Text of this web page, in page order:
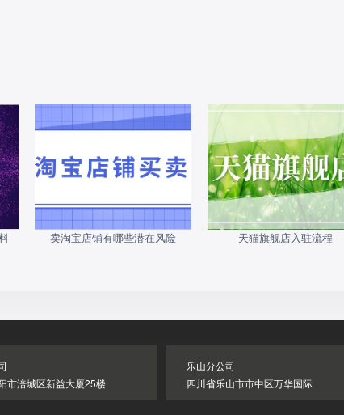
卖淘宝店铺有哪些潜在风险 天猫旗舰店入驻流程
市涪城区新益大厦25楼
乐山分公司
四川省乐山市市中区万华国际